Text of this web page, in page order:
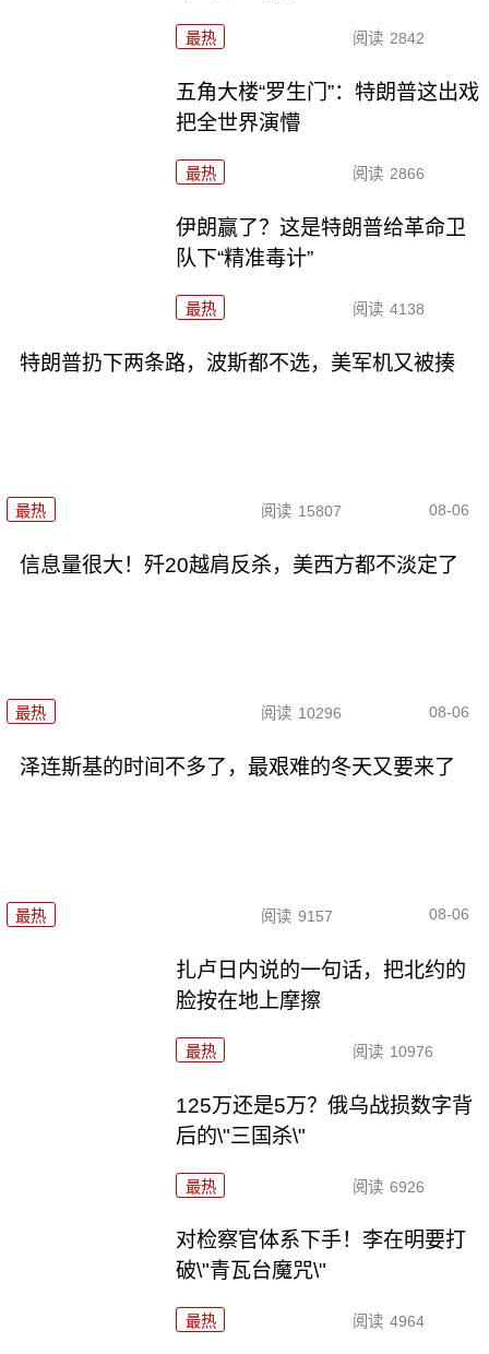
最热 阅读 2842
五角大楼“罗生门”：特朗普这出戏
把全世界演懵
最热 阅读 2866
伊朗赢了？这是特朗普给革命卫
队下“精准毒计”
最热 阅读 4138
特朗普扔下两条路，波斯都不选，美军机又被揍
最热 阅读 15807 08-06
信息量很大！歼20越肩反杀，美西方都不淡定了
最热 阅读 10296 08-06
泽连斯基的时间不多了，最艰难的冬天又要来了
最热 阅读 9157 08-06
扎卢日内说的一句话，把北约的
脸按在地上摩擦
最热 阅读 10976
125万还是5万？俄乌战损数字背
后的\"三国杀\"
最热 阅读 6926
对检察官体系下手！李在明要打
破\"青瓦台魔咒\"
最热 阅读 4964